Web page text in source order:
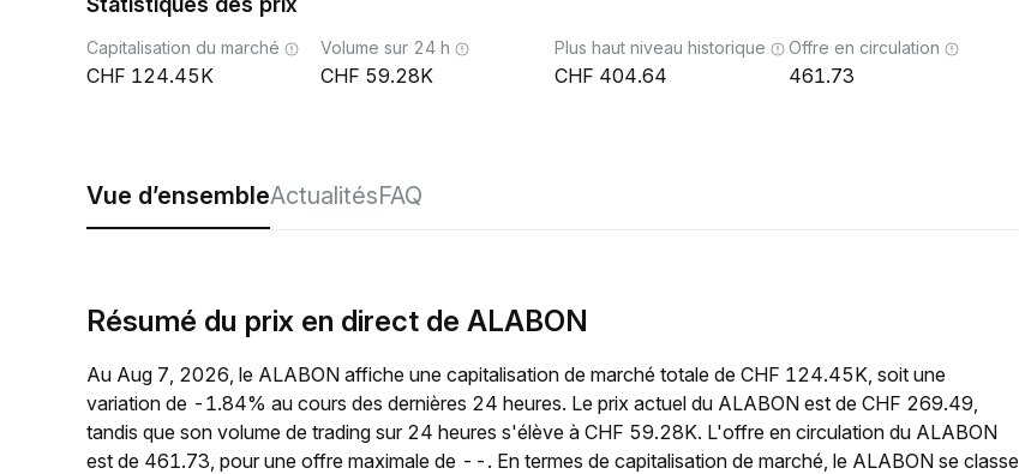
Capitalisation du marché
124.45K
Volume sur 24 h
59.28K
Plus haut niveau historique
404.64
Offre en circulation
461.73
Vue d’ensembleActualitésFAQ
Résumé du prix en direct de ALABON
Au Aug 7, 2026, le ALABON affiche une capitalisation de marché totale de CHF 124.45K, soit une
variation de -1.84% au cours des dernières 24 heures. Le prix actuel du ALABON est de CHF 269.49,
tandis que son volume de trading sur 24 heures s'élève à CHF 59.28K. L'offre en circulation du ALABON
est de 461.73, pour une offre maximale de --. En termes de capitalisation de marché, le ALABON se classe